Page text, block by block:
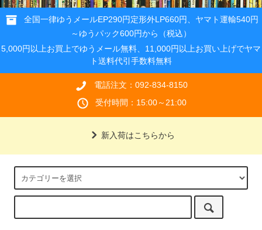
全国一律ゆうメールEP290円定形外LP660円、ヤマト運輸540円
～ゆうパック600円から（税込）
5,000円以上お買上でゆうメール無料、11,000円以上お買い上げでヤマ
ト送料代引手数料無料
電話注文：092-834-8150
受付時間：15:00～21:00
新入荷はこちらから